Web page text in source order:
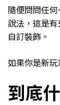
隨便問問任
說法，這是
自訂裝飾。
如果你是新玩
到底